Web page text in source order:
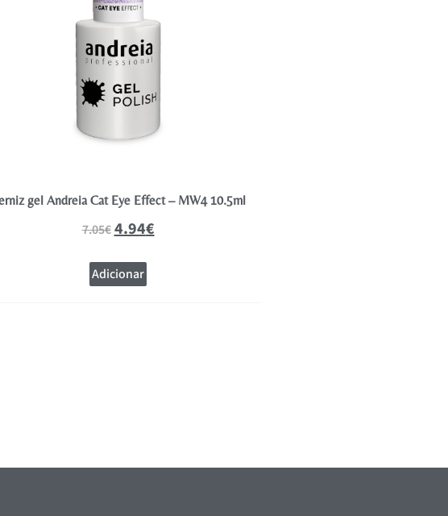
gel Andreia Cat Eye Effect – MW4 10.5ml
7.05€4.94€
Adicionar